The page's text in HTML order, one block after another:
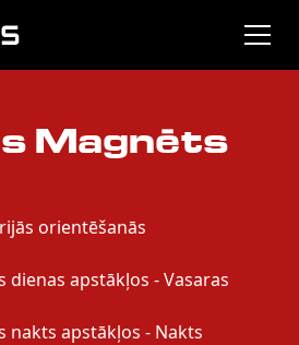
Magnēts
orientēšanās
dienas apstākļos - Vasaras
nakts apstākļos - Nakts